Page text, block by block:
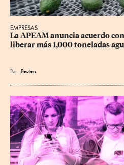
EMPRESAS
La APEAM anuncia acuerdo
liberar más 1,000 toneladas
Por Reuters